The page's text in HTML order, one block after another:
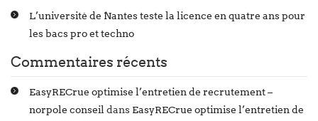
L’université de Nantes teste la licence en quatre ans pour
les bacs pro et techno
Commentaires récents
EasyRECrue optimise l’entretien de recrutement –
norpole conseil dans EasyRECrue optimise l’entretien de